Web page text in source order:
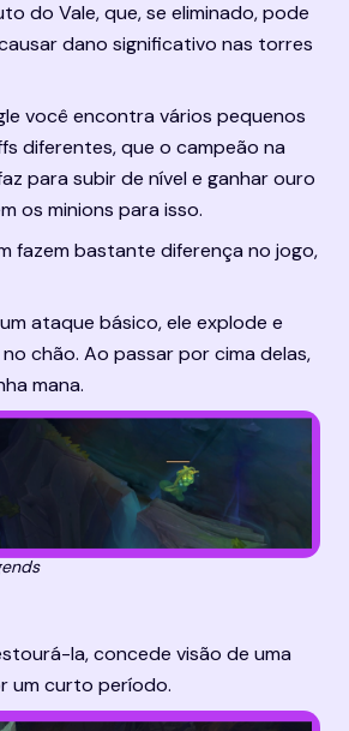
do Vale, que, se eliminado, pode
dano significativo nas torres
você encontra vários pequenos
diferentes, que o campeão na
para subir de nível e ganhar ouro
os minions para isso.
fazem bastante diferença no jogo,
ataque básico, ele explode e
chão. Ao passar por cima delas,
mana.
la, concede visão de uma
um curto período.